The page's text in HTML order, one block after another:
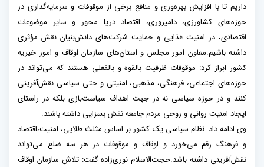
داریم تا با افزایش بهره‌وری و منافع برخی از موقوفات و سرمایه‌گذاری در
حوزه‌های کشاورزی، دامپروری، اقتصاد دریا محور و سایر موضوعات
اقتصادی، در امنیت غذایی و حمایت شرکت‌های دانش‌بنیان نقش مؤثری
داشته باشیم.معاون امور مجلس و استان‌های سازمان اوقاف و امور خیریه
کشور ابراز کرد: موقوفات ظرفیت بالقوه و بالفعلی هستند که می‌تواند در
حوزه‌های اجتماعی، فرهنگی، مذهبی، امنیتی و حتی سیاسی نقش‌آفرینی
کنند و در حوزه سیاسی نه در جهت اهداف سیاست‌بازی بلکه در راستای
ایجاد امنیت روانی و روحی مردم جامعه نقش بسزایی داشته باشند.
وی ادامه داد: نظام سیاسی یک کشور بر اساس مثلث طلایی، امنیت،اقتصاد
و فرهنگ رقم می‌خورد و اوقاف و موقوفات در هر سه ضلع می‌تواند
نقش‌آفرینی داشته باشد.حجت‌الاسلام نوری‌زاده گفت: تلاش سازمان اوقاف